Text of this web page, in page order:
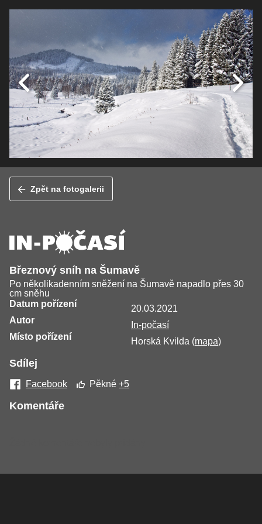
Zpět na fotogalerii
Březnový sníh na Šumavě
Po několikadenním sněžení na Šumavě napadlo přes 30
cm sněhu
Datum pořízení
20.03.2021
Autor
In-počasí
Místo pořízení
Horská Kvilda (mapa)
Sdílej
Facebook Pěkné+5
Komentáře